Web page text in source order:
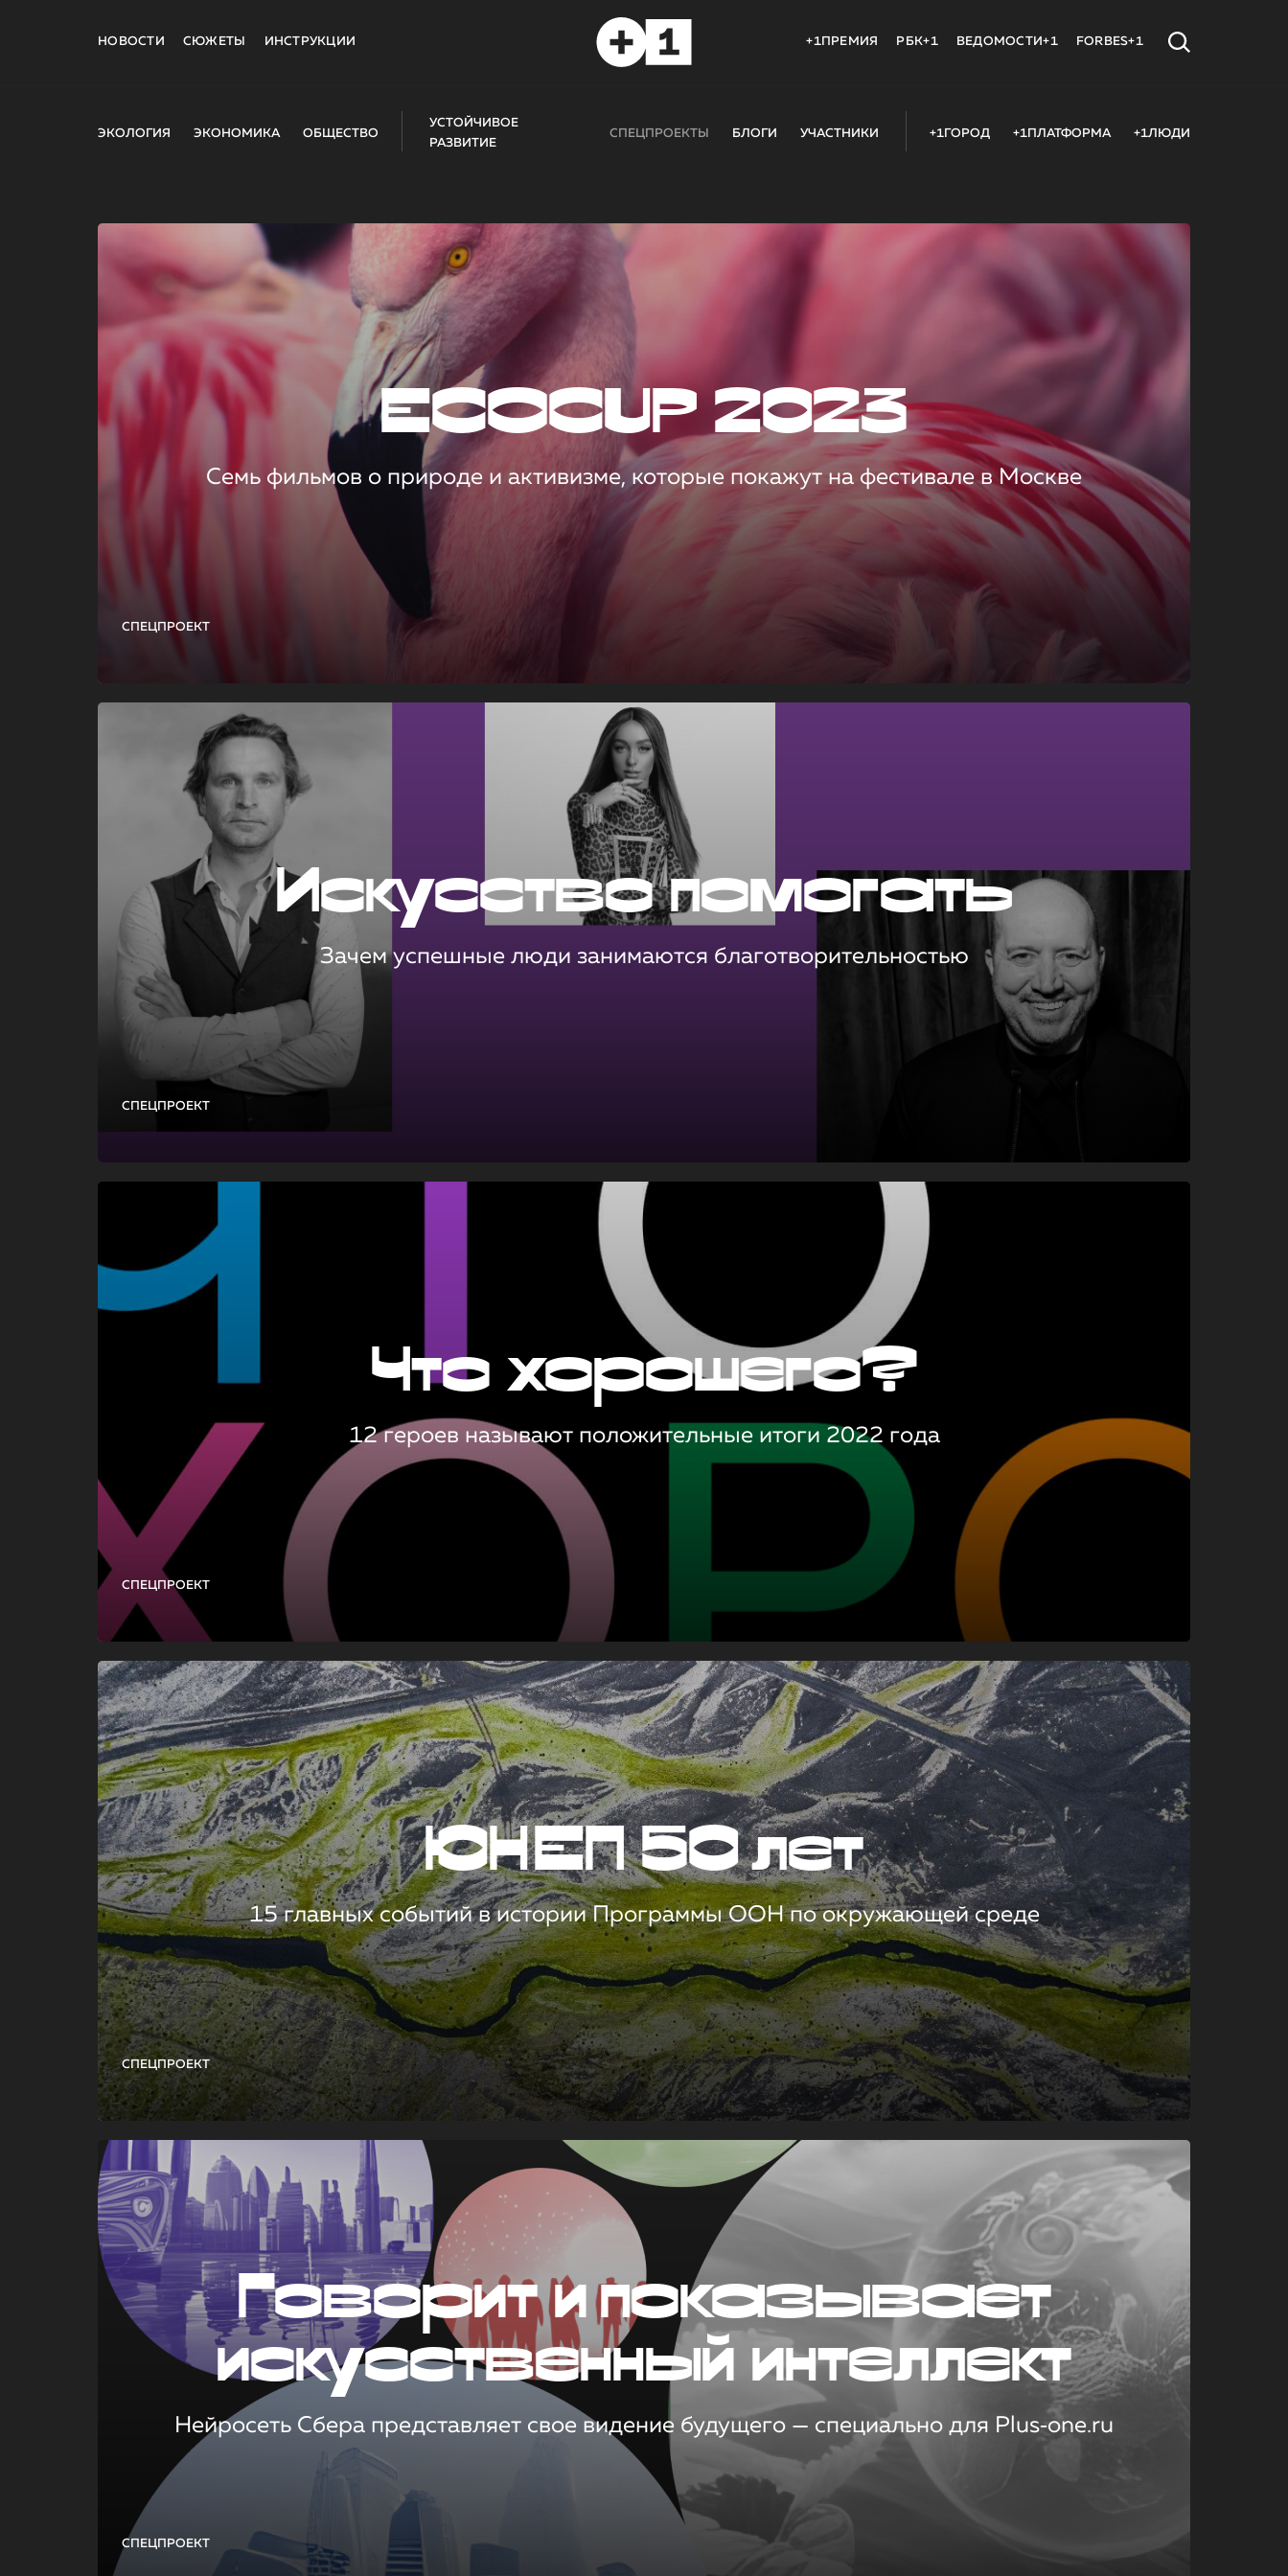
НОВОСТИ СЮЖЕТЫ ИНСТРУКЦИИ +1ПРЕМИЯ РБК+1 ВЕДОМОСТИ+1 FORBES+1
ЭКОЛОГИЯ ЭКОНОМИКА ОБЩЕСТВО
УСТОЙЧИВОЕ
РАЗВИТИЕ
СПЕЦПРОЕКТЫ БЛОГИ УЧАСТНИКИ +1ГОРОД +1ПЛАТФОРМА +1ЛЮДИ
СПЕЦПРОЕКТ
ECOCUP 2023
Семь фильмов о природе и активизме, которые покажут на фестивале в Москве
СПЕЦПРОЕКТ
Искусство помогать
Зачем успешные люди занимаются благотворительностью
СПЕЦПРОЕКТ
Что хорошего?
12 героев называют положительные итоги 2022 года
СПЕЦПРОЕКТ
ЮНЕП 50 лет
15 главных событий в истории Программы ООН по окружающей среде
СПЕЦПРОЕКТ
Говорит и показывает
искусственный интеллект
Нейросеть Сбера представляет свое видение будущего — специально для Plus‑one.ru